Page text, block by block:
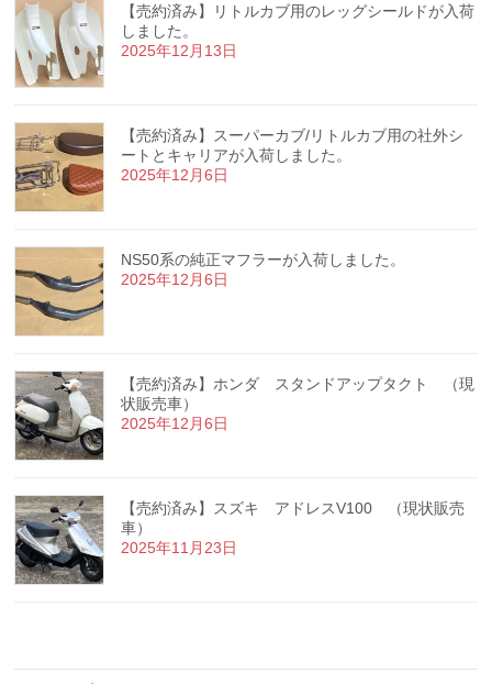
【売約済み】リトルカブ用のレッグシールドが入荷
しました。
2025年12月13日
【売約済み】スーパーカブ/リトルカブ用の社外シ
ートとキャリアが入荷しました。
2025年12月6日
NS50系の純正マフラーが入荷しました。
2025年12月6日
【売約済み】ホンダ スタンドアップタクト （現
状販売車）
2025年12月6日
【売約済み】スズキ アドレスV100 （現状販売
車）
2025年11月23日